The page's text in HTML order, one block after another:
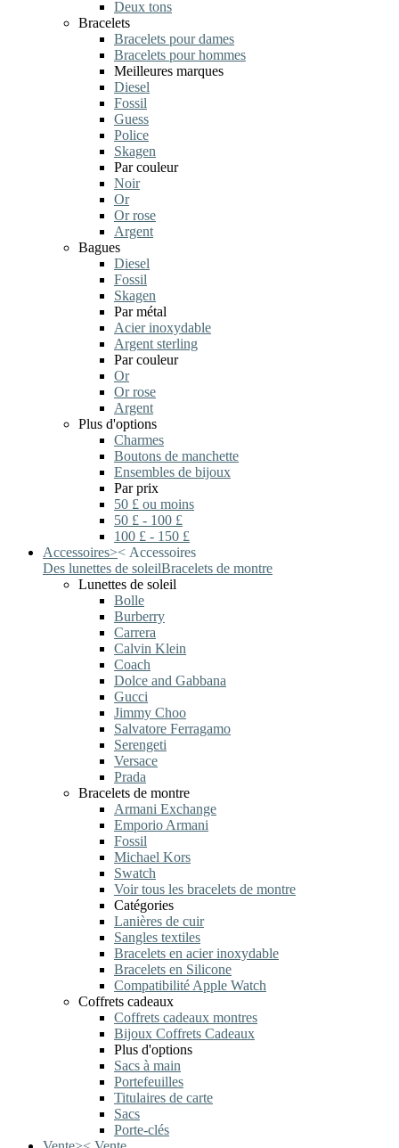
Deux tons
Bracelets
Bracelets pour dames
Bracelets pour hommes
Meilleures marques
Diesel
Fossil
Guess
Police
Skagen
Par couleur
Noir
Or
Or rose
Argent
Bagues
Diesel
Fossil
Skagen
Par métal
Acier inoxydable
Argent sterling
Par couleur
Or
Or rose
Argent
Plus d'options
Charmes
Boutons de manchette
Ensembles de bijoux
Par prix
50 £ ou moins
50 £ - 100 £
100 £ - 150 £
Accessoires>< Accessoires
Des lunettes de soleilBracelets de montre
Lunettes de soleil
Bolle
Burberry
Carrera
Calvin Klein
Coach
Dolce and Gabbana
Gucci
Jimmy Choo
Salvatore Ferragamo
Serengeti
Versace
Prada
Bracelets de montre
Armani Exchange
Emporio Armani
Fossil
Michael Kors
Swatch
Voir tous les bracelets de montre
Catégories
Lanières de cuir
Sangles textiles
Bracelets en acier inoxydable
Bracelets en Silicone
Compatibilité Apple Watch
Coffrets cadeaux
Coffrets cadeaux montres
Bijoux Coffrets Cadeaux
Plus d'options
Sacs à main
Portefeuilles
Titulaires de carte
Sacs
Porte-clés